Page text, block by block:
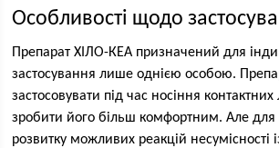
Особливості щодо
Препарат ХІЛО-КЕА призначений для
застосування лише однією особою.
застосовувати під час носіння
зробити його більш комфортним. Але для
розвитку можливих реакцій несумісності